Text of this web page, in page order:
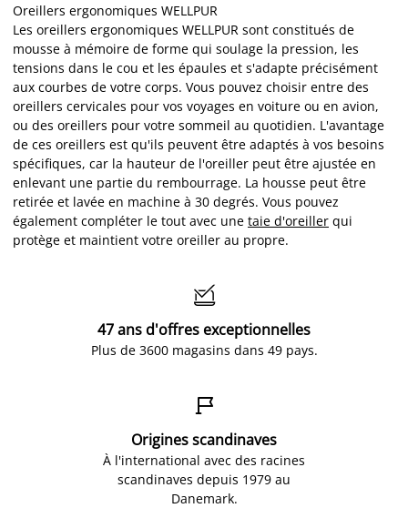
Oreillers ergonomiques WELLPUR
Les oreillers ergonomiques WELLPUR sont constitués de
mousse à mémoire de forme qui soulage la pression, les
tensions dans le cou et les épaules et s'adapte précisément
aux courbes de votre corps. Vous pouvez choisir entre des
oreillers cervicales pour vos voyages en voiture ou en avion,
ou des oreillers pour votre sommeil au quotidien. L'avantage
de ces oreillers est qu'ils peuvent être adaptés à vos besoins
spécifiques, car la hauteur de l'oreiller peut être ajustée en
enlevant une partie du rembourrage. La housse peut être
retirée et lavée en machine à 30 degrés. Vous pouvez
également compléter le tout avec une taie d'oreiller qui
protège et maintient votre oreiller au propre.

47 ans d'offres exceptionnelles
Plus de 3600 magasins dans 49 pays.

Origines scandinaves
À l'international avec des racines
scandinaves depuis 1979 au
Danemark.